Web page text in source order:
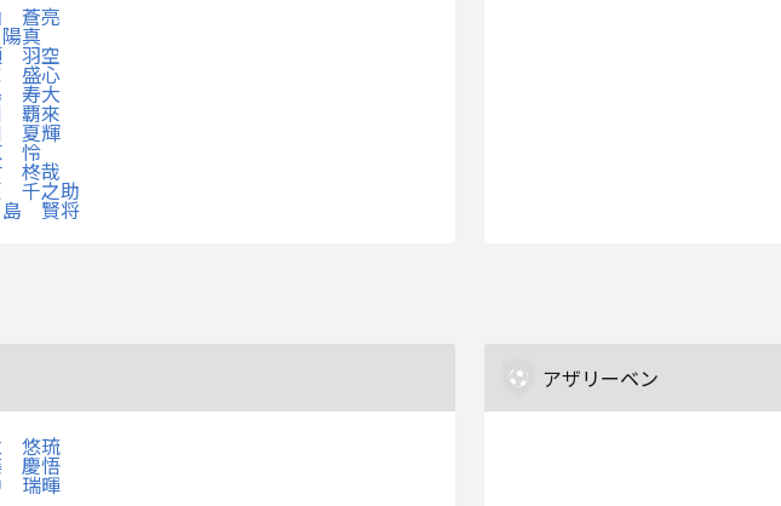
蒼亮
真
羽空
盛心
寿大
覇來
夏輝
怜
柊哉
千之助
島 賢将
悠琉
慶悟
瑞暉
アザリーベン